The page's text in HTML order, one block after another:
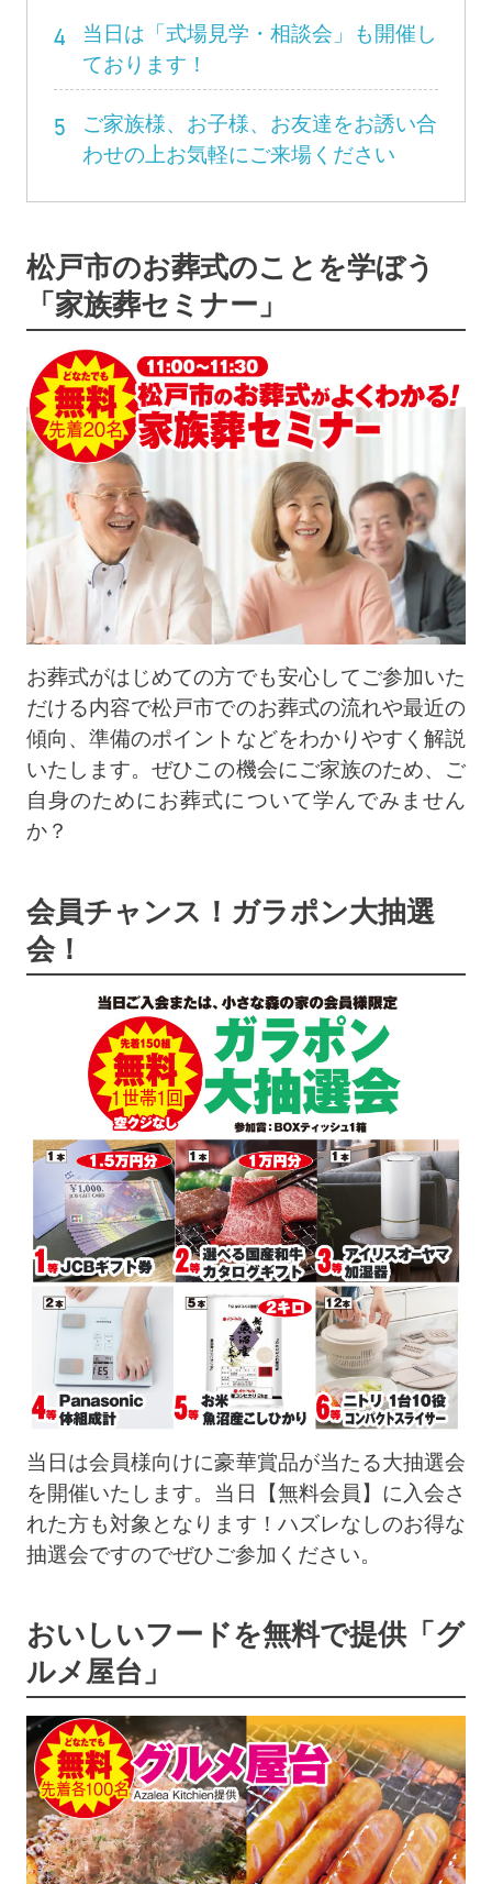
4
当日は「式場見学・相談会」も開催し
ております！
5
ご家族様、お子様、お友達をお誘い合
わせの上お気軽にご来場ください
松戸市のお葬式のことを学ぼう
「家族葬セミナー」
お葬式がはじめての方でも安心してご参加いた
だける内容で松戸市でのお葬式の流れや最近の
傾向、準備のポイントなどをわかりやすく解説
いたします。ぜひこの機会にご家族のため、ご
自身のためにお葬式について学んでみません
か？
会員チャンス！ガラポン大抽選
会！
当日は会員様向けに豪華賞品が当たる大抽選会
を開催いたします。当日【無料会員】に入会さ
れた方も対象となります！ハズレなしのお得な
抽選会ですのでぜひご参加ください。
おいしいフードを無料で提供「グ
ルメ屋台」